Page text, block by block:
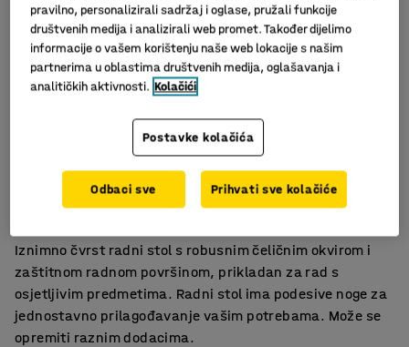
Slični proizvodi
Prikladno za radionicu i garažu
Za zahtjevno korištenje
Štiti predmete od ogrebotina
Iznimno čvrst radni stol s robusnim čeličnim okvirom i
zaštitnom radnom površinom, prikladan za rad s
osjetljivim predmetima. Radni stol ima podesive noge za
jednostavno prilagođavanje vašim potrebama. Može se
opremiti raznim dodacima.
pravilno, personalizirali sadržaj i oglase, pružali funkcije
društvenih medija i analizirali web promet. Također dijelimo
informacije o vašem korištenju naše web lokacije s našim
partnerima u oblastima društvenih medija, oglašavanja i
analitičkih aktivnosti. Kolačići
Postavke kolačića
Odbaci sve Prihvati sve kolačiće